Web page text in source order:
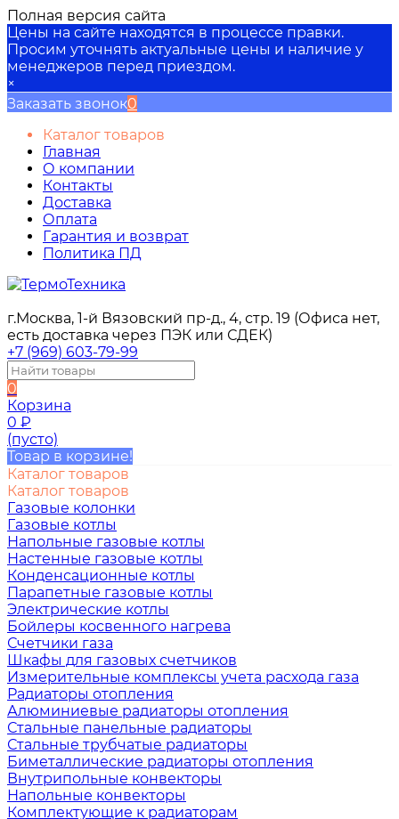
Полная версия сайта
Цены на сайте находятся в процессе правки.
Просим уточнять актуальные цены и наличие у
менеджеров перед приездом.
×
Заказать звонок0
Каталог товаров
Главная
О компании
Контакты
Доставка
Оплата
Гарантия и возврат
Политика ПД
г.Москва, 1-й Вязовский пр-д., 4, стр. 19 (Офиса нет,
есть доставка через ПЭК или СДЕК)
+7 (969) 603-79-99
0
Корзина
0 ₽
(пусто)
Товар в корзине!
Каталог товаров
Каталог товаров
Газовые колонки
Газовые котлы
Напольные газовые котлы
Настенные газовые котлы
Конденсационные котлы
Парапетные газовые котлы
Электрические котлы
Бойлеры косвенного нагрева
Счетчики газа
Шкафы для газовых счетчиков
Измерительные комплексы учета расхода газа
Радиаторы отопления
Алюминиевые радиаторы отопления
Стальные панельные радиаторы
Стальные трубчатые радиаторы
Биметаллические радиаторы отопления
Внутрипольные конвекторы
Напольные конвекторы
Комплектующие к радиаторам